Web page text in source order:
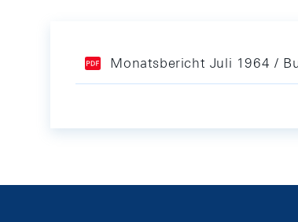
Monatsbericht Juli 1964 /